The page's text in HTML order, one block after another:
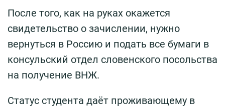
После того, как на руках окажется
свидетельство о зачислении, нужно
вернуться в Россию и подать все бумаги в
консульский отдел словенского посольства
на получение ВНЖ.
Статус студента даёт проживающему в